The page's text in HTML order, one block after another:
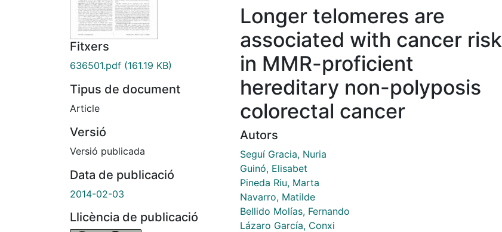
Fitxers
636501.pdf (161.19 KB)
Tipus de document
Article
Versió
Versió publicada
Data de publicació
2014-02-03
Llicència de publicació
Longer telomeres are
associated with cancer risk
in MMR-proficient
hereditary non-polyposis
colorectal cancer
Autors
Seguí Gracia, Nuria
Guinó, Elisabet
Pineda Riu, Marta
Navarro, Matilde
Bellido Molías, Fernando
Lázaro García, Conxi